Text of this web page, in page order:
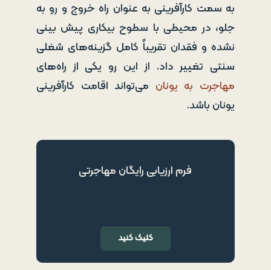
به سمت کارآفرینی به عنوان راه خروج و رو به
جلو، در محیطی با سطوح بیکاری پیش بینی
نشده و فقدان تقریباً کامل گزینه‌های شغلی
سنتی تغییر داد. از این رو یکی از راه‌های
مهاجرت به یونان می‌تواند اقامت کارآفرینی
یونان باشد.
فرم ارزیابی رایگان مهاجرتی
کلیک کنید